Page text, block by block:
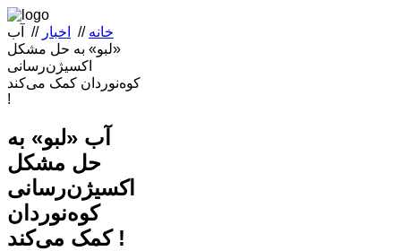
خانه // اخبار //
آب
«لبو» به حل مشکل
اکسیژن‌رسانی
کوه‌نوردان کمک می‌کند
!
آب «لبو» به
حل مشکل
اکسیژن‌رسانی
کوه‌نوردان
کمک می‌کند !